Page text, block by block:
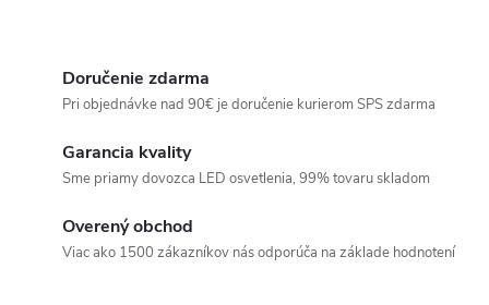
Doručenie zdarma
Pri objednávke nad 90€ je doručenie kurierom SPS zdarma
Garancia kvality
Sme priamy dovozca LED osvetlenia, 99% tovaru skladom
Overený obchod
Viac ako 1500 zákazníkov nás odporúča na základe hodnotení